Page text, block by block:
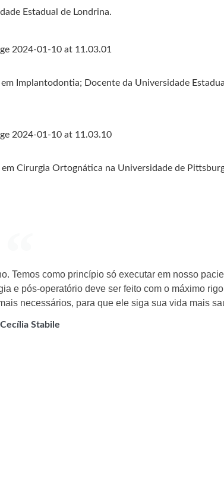
Estadual de Londrina.
Implantodontia; Docente da Universidade
Cirurgia Ortognática na Universidade de
como princípio só executar em nosso
e pós-operatório deve ser feito com o máximo
necessários, para que ele siga sua vida mais
Stabile